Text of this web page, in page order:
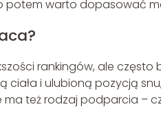
potem warto dopasować
rankingów, ale
ciała i ulubioną pozycją
też rodzaj podparcia –